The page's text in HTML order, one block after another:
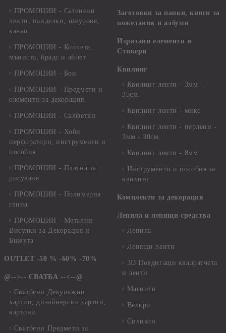
ПРОМОЦИИ - Сатенени
ленти, панделки, шнурове,
канап
ПРОМОЦИИ - Копчета,
мъниста, брадс и айлет
ПРОМОЦИИ - Бои
ПРОМОЦИИ - Предмети и
елементи за декорация
ПРОМОЦИИ - Салфетки
ПРОМОЦИИ - Хоби
перфоратори, инструменти и
пособия
ПРОМОЦИИ - Платна за
рисуване
ПРОМОЦИИ - Полимерна
глина
ПРОМОЦИИ - Метални
Висулки за Декорация и
Бижута
OUTLET -50 % -60% -70%
@-->-- СВАТБА --<--@
Сватбени Декупажни
хартии, дизайнерски хартии,
картони
Сватбени Предмети за
Заготовки за папки, книги за
пожелания и албуми
Изрязани елементи и
Стикери
Квилинг
Квилинг ленти - 3мм -
35см.
Квилинг ленти - микс
Квилинг ленти - перлени -
3мм - 30см.
Квилинг ленти - 8мм
Инструменти и пособия за
квилинг
Комплекти за декорация
Лепила и лепящи средства
Лепила
Лепящи ленти
3D Повдигащи квадратчета
и ленти
Магнити
Велкро
Силикон